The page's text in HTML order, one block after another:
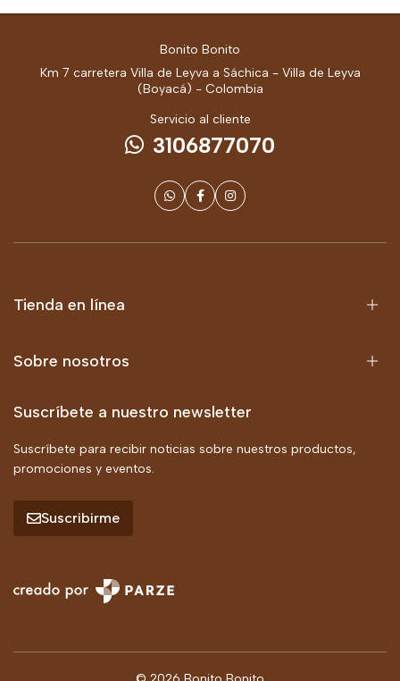
Bonito Bonito
Km 7 carretera Villa de Leyva a Sáchica - Villa de Leyva
(Boyacá) - Colombia
Servicio al cliente
3106877070
Tienda en línea
Sobre nosotros
Suscríbete a nuestro newsletter
Suscríbete para recibir noticias sobre nuestros productos,
promociones y eventos.
Suscribirme